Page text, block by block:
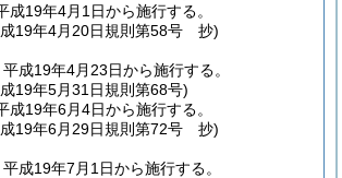
成19年4月1日から施行する。
19年4月20日規則第58号 抄)
成19年4月23日から施行する。
19年5月31日規則第68号)
成19年6月4日から施行する。
19年6月29日規則第72号 抄)
成19年7月1日から施行する。